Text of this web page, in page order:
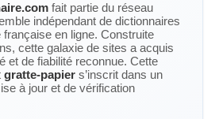
fait partie du réseau
indépendant de dictionnaires
française en ligne. Construite
cette galaxie de sites a acquis
et de fiabilité reconnue. Cette
gratte-papier s’inscrit dans un
à jour et de vérification